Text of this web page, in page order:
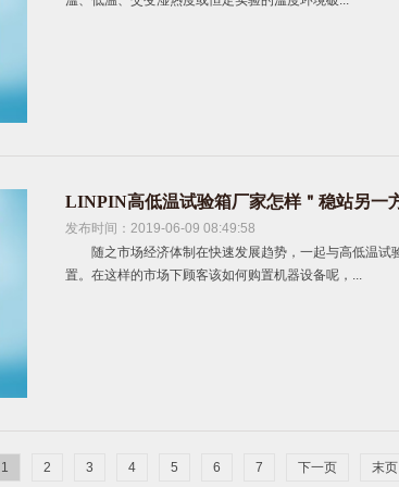
LINPIN高低温试验箱厂家怎样＂稳站另一
发布时间：2019-06-09 08:49:58
随之市场经济体制在快速发展趋势，一起与高低温
置。在这样的市场下顾客该如何购置机器设备呢，...
1 2 3 4 5 6 7 下一页 末页